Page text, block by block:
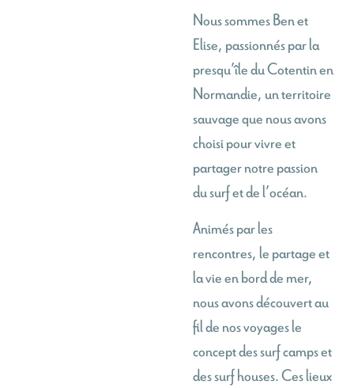
Nous sommes Ben et
Elise, passionnés par la
presqu’île du Cotentin en
Normandie, un territoire
sauvage que nous avons
choisi pour vivre et
partager notre passion
du surf et de l’océan.
Animés par les
rencontres, le partage et
la vie en bord de mer,
nous avons découvert au
fil de nos voyages le
concept des surf camps et
des surf houses. Ces lieux